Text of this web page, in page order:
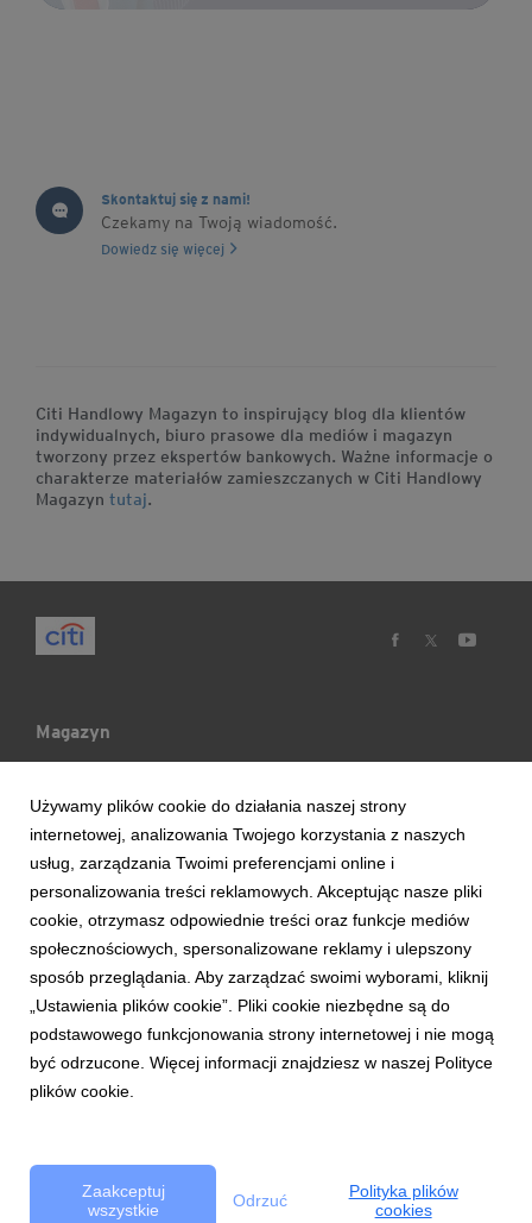
Skontaktuj się z nami!
Czekamy na Twoją wiadomość.
Dowiedz się więcej
Citi Handlowy Magazyn to inspirujący blog dla klientów
indywidualnych, biuro prasowe dla mediów i magazyn
tworzony przez ekspertów bankowych. Ważne informacje o
charakterze materiałów zamieszczanych w Citi Handlowy
Magazyn tutaj.
Magazyn
Mój Blog
Ludzie & Wydarzenia
Trendy & Raporty
Aktualności
Copyright © 2017 Bank Handlowy w Warszawie S.A.
Polityka Cookie
Używamy plików cookie do działania naszej strony
internetowej, analizowania Twojego korzystania z naszych
usług, zarządzania Twoimi preferencjami online i
personalizowania treści reklamowych. Akceptując nasze pliki
cookie, otrzymasz odpowiednie treści oraz funkcje mediów
społecznościowych, spersonalizowane reklamy i ulepszony
sposób przeglądania. Aby zarządzać swoimi wyborami, kliknij
„Ustawienia plików cookie”. Pliki cookie niezbędne są do
podstawowego funkcjonowania strony internetowej i nie mogą
być odrzucone. Więcej informacji znajdziesz w naszej Polityce
plików cookie.
Zaakceptuj
wszystkie
Odrzuć
Polityka plików
cookies